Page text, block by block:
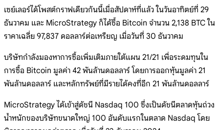
เซย์เลอร์ได้โพสต์กราฟเดียวกันนี้เมื่อสัปดาห์ที่แล้ว ในวันอาทิตย์ที่ 29
ธันวาคม และ MicroStrategy ก็ได้ซื้อ Bitcoin จำนวน 2,138 BTC ใน
ราคาเฉลี่ย 97,837 ดอลลาร์ต่อเหรียญ เมื่อวันที่ 30 ธันวาคม
บริษัทกำลังมองหาการซื้อเพิ่มเติมภายใต้แผน 21/21 เพื่อระดมทุนใน
การซื้อ Bitcoin มูลค่า 42 พันล้านดอลลาร์ โดยการออกหุ้นมูลค่า 21
พันล้านดอลลาร์ และหลักทรัพย์ที่มีรายได้คงที่อีก 21 พันล้านดอลลาร์
MicroStrategy ได้เข้าสู่ดัชนี Nasdaq 100 ซึ่งเป็นดัชนีตลาดหุ้นถ่วง
น้ำหนักของบริษัทขนาดใหญ่ 100 อันดับแรกในตลาด Nasdaq โดย